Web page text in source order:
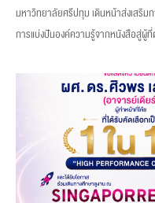
มหาวิทยาลัยศรีปทุม เดินหน้าส่งเสริ
การแบ่งปันองค์ความรู้จากหนังสือสู่ผู้